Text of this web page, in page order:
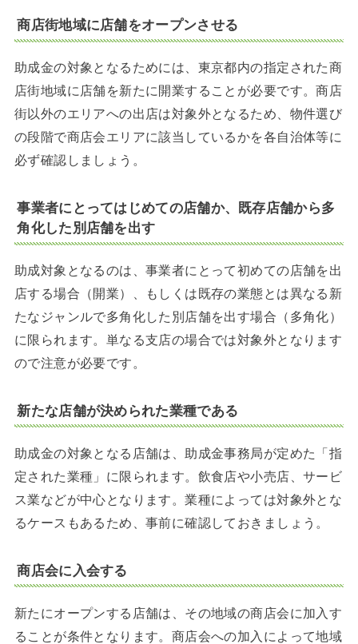
商店街地域に店舗をオープンさせる
助成金の対象となるためには、東京都内の指定された商
店街地域に店舗を新たに開業することが必要です。商店
街以外のエリアへの出店は対象外となるため、物件選び
の段階で商店会エリアに該当しているかを各自治体等に
必ず確認しましょう。
事業者にとってはじめての店舗か、既存店舗から多
角化した別店舗を出す
助成対象となるのは、事業者にとって初めての店舗を出
店する場合（開業）、もしくは既存の業態とは異なる新
たなジャンルで多角化した別店舗を出す場合（多角化）
に限られます。単なる支店の場合では対象外となります
ので注意が必要です。
新たな店舗が決められた業種である
助成金の対象となる店舗は、助成金事務局が定めた「指
定された業種」に限られます。飲食店や小売店、サービ
ス業などが中心となります。業種によっては対象外とな
るケースもあるため、事前に確認しておきましょう。
商店会に入会する
新たにオープンする店舗は、その地域の商店会に加入す
ることが条件となります。商店会への加入によって地域